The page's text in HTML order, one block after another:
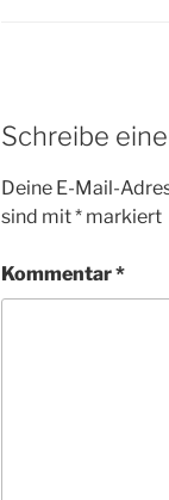
Schreibe
Deine E-Mail-
sind mit* markiert
Kommentar*